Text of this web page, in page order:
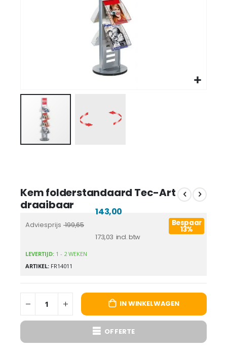
Kem folderstandaard Tec-Art
draaibaar
Adviesprijs 199,65
173,03
143,00
Bespaar
13%
LEVERTIJD: 1 - 2 WEKEN
ARTIKEL FR14011
IN WINKELWAGEN
OFFERTE